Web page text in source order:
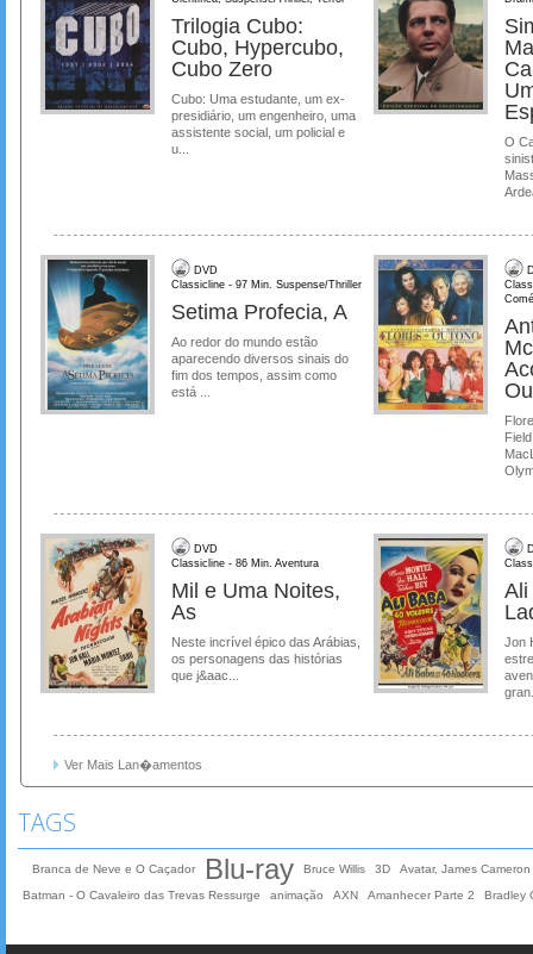
Trilogia Cubo:
Cubo, Hypercubo,
Cubo Zero
Cubo: Uma estudante, um ex-
presidiário, um engenheiro, uma
assistente social, um policial e
u...
O
DVD
Classicline - 97 Min. Suspense/Thriller
Setima Profecia, A
Ao redor do mundo estão
aparecendo diversos sinais do
fim dos tempos, assim como
está ...
DVD
Classicline - 86 Min. Aventura
Mil e Uma Noites,
As
Neste incrível épico das Arábias,
os personagens das histórias
que j&aac...
Ali
Jon
Ver Mais Lan�amentos
TAGS
Branca de Neve e O Caçador Blu-ray Bruce Willis 3D
Avatar, James Cameron
Batman - O Cavaleiro das Trevas Ressurge
animação AXN Amanhecer Parte 2 Bradley